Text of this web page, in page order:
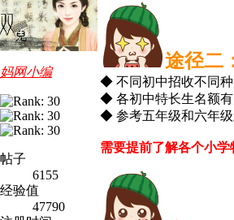
妈网小编
帖子
6155
经验值
47790
途径二
◆ 不同初中招收不同
◆ 各初中特长生名额
◆ 参考五年级和六年
需要提前了解各个小学